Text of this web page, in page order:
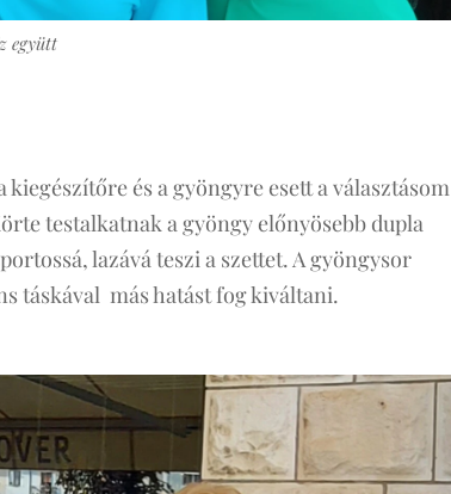
együtt
és a gyöngyre esett a választásom
testalkatnak a gyöngy előnyösebb dupla
lazává teszi a szettet. A gyöngysor
táskával más hatást fog kiváltani.